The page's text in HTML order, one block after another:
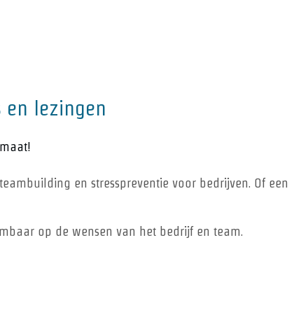
en lezingen
en stresspreventie voor bedrijven. Of een
op de wensen van het bedrijf en team.